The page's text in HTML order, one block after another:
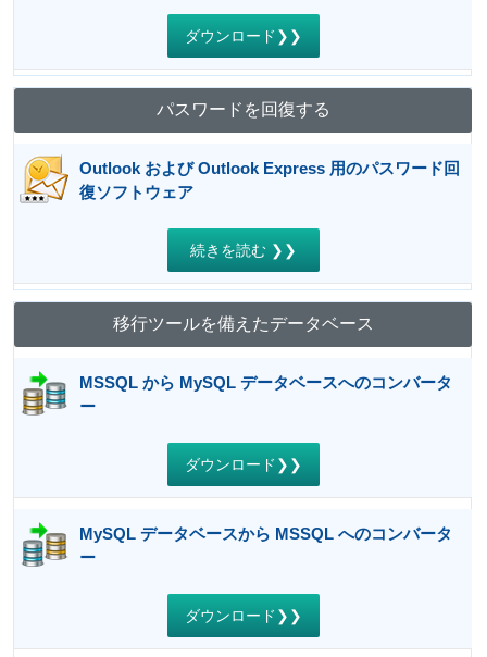
ダウンロード❯❯
パスワードを回復する
Outlook および Outlook Express 用のパスワード回
復ソフトウェア
続きを読む ❯❯
移行ツールを備えたデータベース
MSSQL から MySQL データベースへのコンバータ
ー
ダウンロード❯❯
MySQL データベースから MSSQL へのコンバータ
ー
ダウンロード❯❯